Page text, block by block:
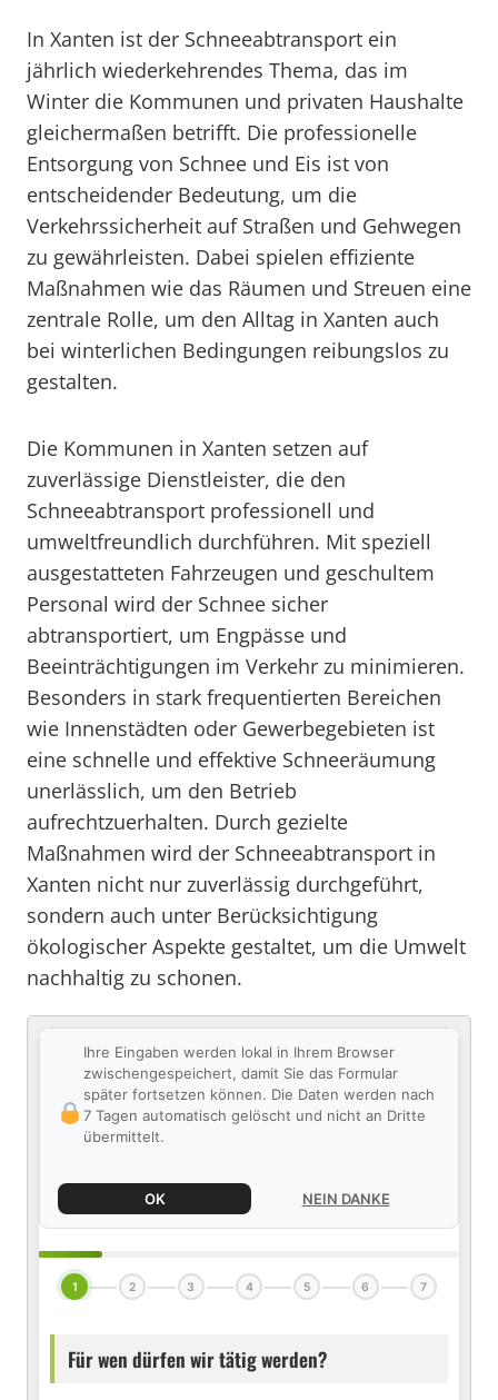
In Xanten ist der Schneeabtransport ein
jährlich wiederkehrendes Thema, das im
Winter die Kommunen und privaten Haushalte
gleichermaßen betrifft. Die professionelle
Entsorgung von Schnee und Eis ist von
entscheidender Bedeutung, um die
Verkehrssicherheit auf Straßen und Gehwegen
zu gewährleisten. Dabei spielen effiziente
Maßnahmen wie das Räumen und Streuen eine
zentrale Rolle, um den Alltag in Xanten auch
bei winterlichen Bedingungen reibungslos zu
gestalten.
Die Kommunen in Xanten setzen auf
zuverlässige Dienstleister, die den
Schneeabtransport professionell und
umweltfreundlich durchführen. Mit speziell
ausgestatteten Fahrzeugen und geschultem
Personal wird der Schnee sicher
abtransportiert, um Engpässe und
Beeinträchtigungen im Verkehr zu minimieren.
Besonders in stark frequentierten Bereichen
wie Innenstädten oder Gewerbegebieten ist
eine schnelle und effektive Schneeräumung
unerlässlich, um den Betrieb
aufrechtzuerhalten. Durch gezielte
Maßnahmen wird der Schneeabtransport in
Xanten nicht nur zuverlässig durchgeführt,
sondern auch unter Berücksichtigung
ökologischer Aspekte gestaltet, um die Umwelt
nachhaltig zu schonen.
Ihre Eingaben werden lokal in Ihrem Browser
zwischengespeichert, damit Sie das Formular
später fortsetzen können. Die Daten werden nach
7 Tagen automatisch gelöscht und nicht an Dritte
übermittelt.
OK NEIN DANKE
1 2 3 4 5 6 7
Für wen dürfen wir tätig werden?